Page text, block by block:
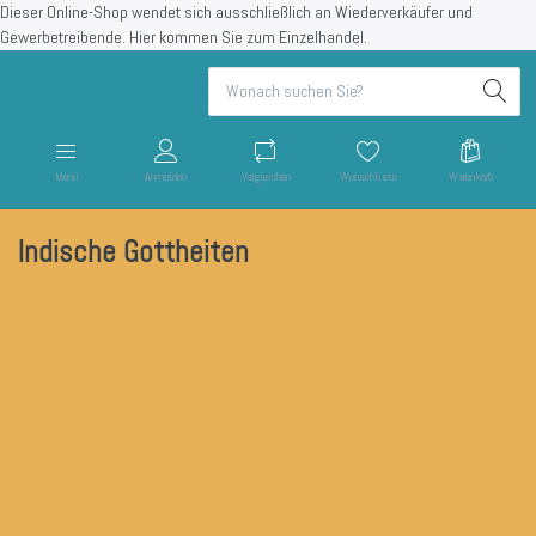
Dieser Online-Shop wendet sich ausschließlich an Wiederverkäufer und
Gewerbetreibende. Hier kommen Sie zum Einzelhandel.
Menü Anmelden Vergleichen Wunschliste Warenkorb
Indische Gottheiten